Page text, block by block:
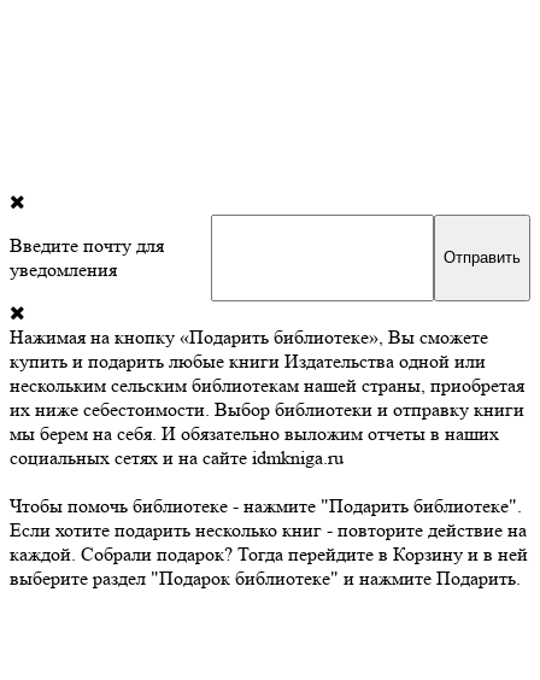
Введите почту для
уведомления
Нажимая на кнопку «Подарить библиотеке», Вы сможете
купить и подарить любые книги Издательства одной или
нескольким сельским библиотекам нашей страны, приобретая
их ниже себестоимости. Выбор библиотеки и отправку книги
мы берем на себя. И обязательно выложим отчеты в наших
социальных сетях и на сайте idmkniga.ru
Чтобы помочь библиотеке - нажмите "Подарить библиотеке".
Если хотите подарить несколько книг - повторите действие на
каждой. Собрали подарок? Тогда перейдите в Корзину и в ней
выберите раздел "Подарок библиотеке" и нажмите Подарить.